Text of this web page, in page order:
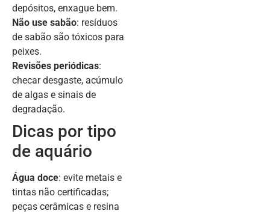
depósitos, enxague bem.
Não use sabão: resíduos
de sabão são tóxicos para
peixes.
Revisões periódicas:
checar desgaste, acúmulo
de algas e sinais de
degradação.
Dicas por tipo
de aquário
Água doce: evite metais e
tintas não certificadas;
peças cerâmicas e resina